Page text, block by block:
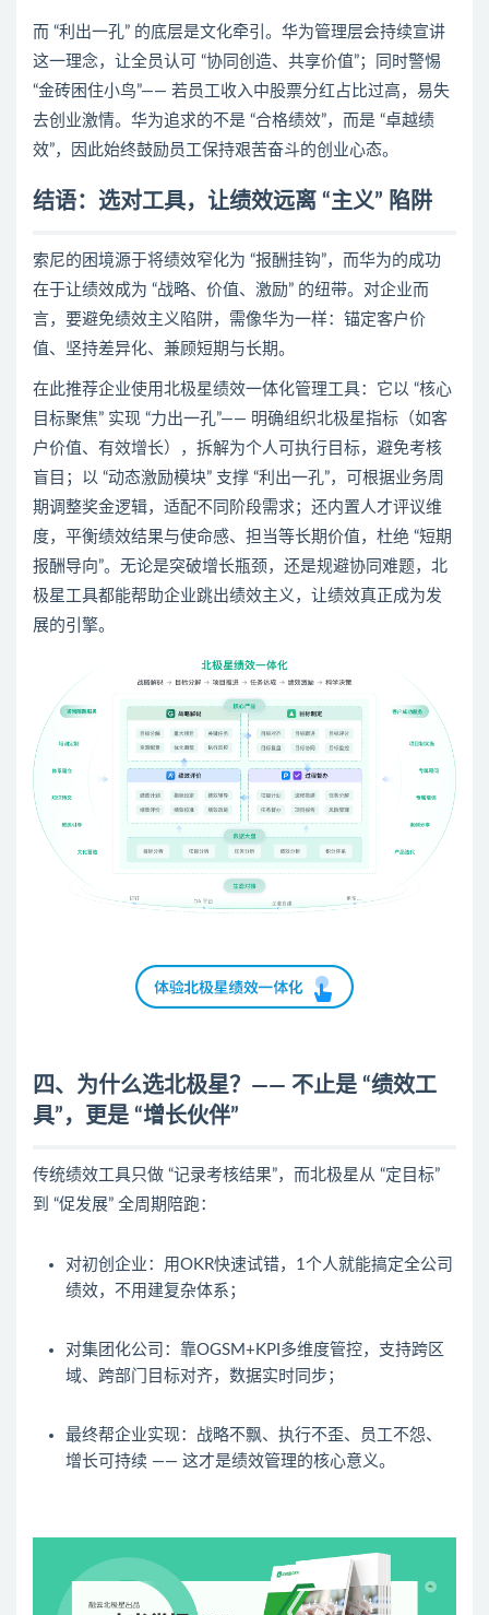
而 “利出一孔” 的底层是文化牵引。华为管理层会持续宣讲
这一理念，让全员认可 “协同创造、共享价值”；同时警惕
“金砖困住小鸟”—— 若员工收入中股票分红占比过高，易失
去创业激情。华为追求的不是 “合格绩效”，而是 “卓越绩
效”，因此始终鼓励员工保持艰苦奋斗的创业心态。
结语：选对工具，让绩效远离 “主义” 陷阱
索尼的困境源于将绩效窄化为 “报酬挂钩”，而华为的成功
在于让绩效成为 “战略、价值、激励” 的纽带。对企业而
言，要避免绩效主义陷阱，需像华为一样：锚定客户价
值、坚持差异化、兼顾短期与长期。
在此推荐企业使用北极星绩效一体化管理工具：它以 “核心
目标聚焦” 实现 “力出一孔”—— 明确组织北极星指标（如客
户价值、有效增长），拆解为个人可执行目标，避免考核
盲目；以 “动态激励模块” 支撑 “利出一孔”，可根据业务周
期调整奖金逻辑，适配不同阶段需求；还内置人才评议维
度，平衡绩效结果与使命感、担当等长期价值，杜绝 “短期
报酬导向”。无论是突破增长瓶颈，还是规避协同难题，北
极星工具都能帮助企业跳出绩效主义，让绩效真正成为发
展的引擎。
四、为什么选北极星？—— 不止是 “绩效工
具”，更是 “增长伙伴”
传统绩效工具只做 “记录考核结果”，而北极星从 “定目标”
到 “促发展” 全周期陪跑：
对初创企业：用OKR快速试错，1个人就能搞定全公司
绩效，不用建复杂体系；
对集团化公司：靠OGSM+KPI多维度管控，支持跨区
域、跨部门目标对齐，数据实时同步；
最终帮企业实现：战略不飘、执行不歪、员工不怨、
增长可持续 —— 这才是绩效管理的核心意义。